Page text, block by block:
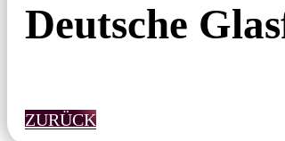
Deutsche
ZURÜCK